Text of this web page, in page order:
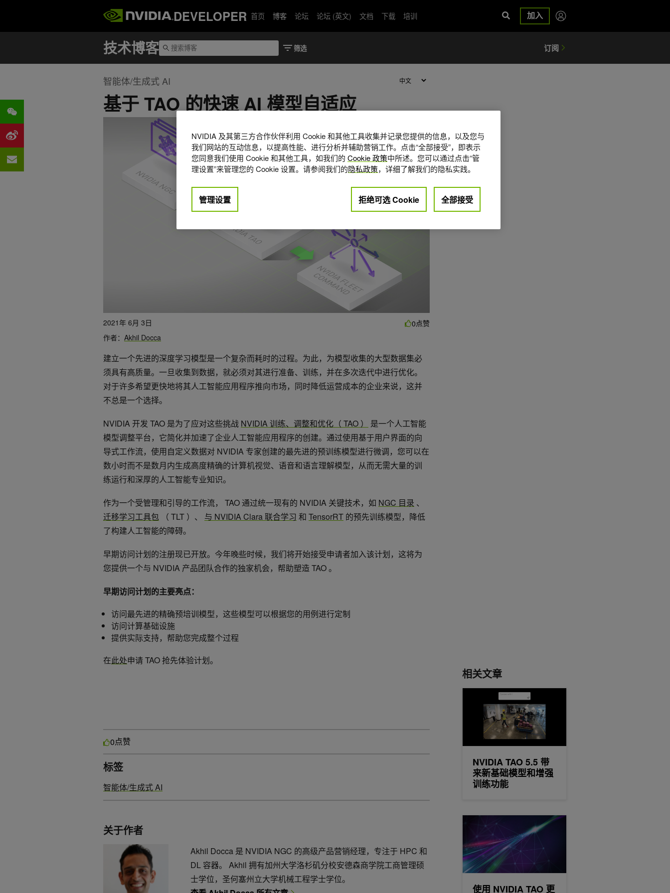
DEVELOPER 首页 博客 论坛 论坛 (英文) 文档 下载 培训 加入
智能体/生成式 AI
基于 TAO 的快速 AI 模型自适应
2021年 6月 3日
作者： Akhil Docca
0点赞
建立一个先进的深度学习模型是一个复杂而耗时的过程。为此，为模型收集的大型数据集必
须具有高质量。一旦收集到数据，就必须对其进行准备、训练，并在多次迭代中进行优化。
对于许多希望更快地将其人工智能应用程序推向市场，同时降低运营成本的企业来说，这并
不总是一个选择。
NVIDIA 开发 TAO 是为了应对这些挑战 NVIDIA 训练、调整和优化（ TAO ）
是一个人工智能
模型调整平台，它简化并加速了企业人工智能应用程序的创建。通过使用基于用户界面的向
导式工作流，使用自定义数据对 NVIDIA 专家创建的最先进的预训练模型进行微调，您可以在
数小时而不是数月内生成高度精确的计算机视觉、语音和语言理解模型，从而无需大量的训
练运行和深厚的人工智能专业知识。
作为一个受管理和引导的工作流， TAO 通过统一现有的 NVIDIA 关键技术，如 NGC 目录 、
迁移学习工具包 （ TLT ）、 与 NVIDIA Clara 联合学习 和 TensorRT 的预先训练模型，降低
了构建人工智能的障碍。
早期访问计划的注册现已开放。今年晚些时候，我们将开始接受申请者加入该计划，这将为
您提供一个与 NVIDIA 产品团队合作的独家机会，帮助塑造 TAO 。
早期访问计划的主要亮点：
访问最先进的精确预培训模型，这些模型可以根据您的用例进行定制
访问计算基础设施
提供实际支持，帮助您完成整个过程
在此处申请 TAO 抢先体验计划。
0点赞
标签
智能体/生成式 AI
关于作者
Akhil Docca 是 NVIDIA NGC 的高级产品营销经理，专注于 HPC 和
DL 容器。 Akhil 拥有加州大学洛杉矶分校安德森商学院工商管理硕
士学位，圣何塞州立大学机械工程学士学位。
相关文章
NVIDIA TAO 5.5 带
来新基础模型和增强
训练功能
NVIDIA TAO 5.5 带来新基础模型和增强训练功能
使用 NVIDIA TAO 更
使用 NVIDIA TAO 更快地创建定制、生产就绪的 AI 模型
NVIDIA 及其第三方合作伙伴利用 Cookie 和其他工具收集并记录您提供的信息，以及您与
我们网站的互动信息，以提高性能、进行分析并辅助营销工作。点击“全部接受”，即表示
您同意我们使用 Cookie 和其他工具，如我们的 Cookie 政策中所述。您可以通过点击“管
理设置”来管理您的 Cookie 设置。请参阅我们的隐私政策，详细了解我们的隐私实践。
管理设置 拒绝可选 Cookie 全部接受